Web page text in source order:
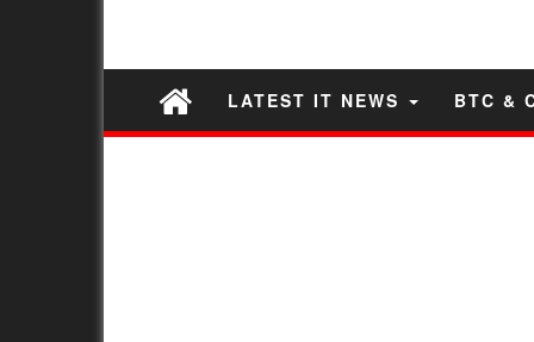
LATEST IT NEWS BTC &